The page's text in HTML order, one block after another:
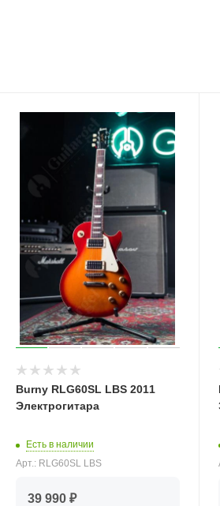
Burny RLG60SL LBS 2011
Электрогитара
Есть в наличии
Арт.: RLG60SL LBS
39 990 ₽